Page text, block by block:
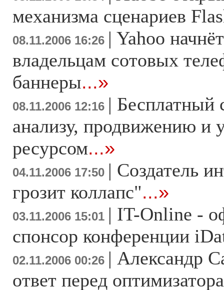
механизма сценариев
08.11.2006 16:26 | Yahoo
владельцам сотовых
баннеры...»
08.11.2006 12:16 | Бесплатный
анализу, продвижению и
ресурсом...»
04.11.2006 17:50 | Создатель
грозит коллапс"...»
03.11.2006 15:01 | IT-Online -
спонсор конференции
02.11.2006 00:26 | Александр
ответ перед